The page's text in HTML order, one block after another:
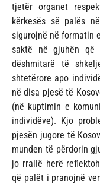
tjetër organet
kërkesës së palës
sigurojnë në formatin
saktë në gjuhën që
dëshmitarë të
shtetërore apo
në disa pjesë të
(në kuptimin e
individëve). Kjo
pjesën jugore të
munden të përdorin
jo rrallë herë
që palët i pranojnë